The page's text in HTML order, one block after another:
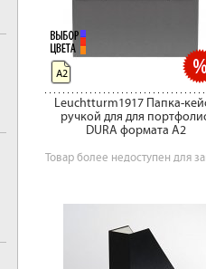
Leuchtturm1917 Папка-
ручкой для для
DURA формата A2
Товар более недоступен для
А2